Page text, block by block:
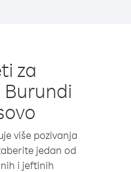
za
Burundi
više pozivanja
jedan od
i jeftinih